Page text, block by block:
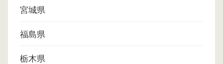
宮城県
福島県
栃木県